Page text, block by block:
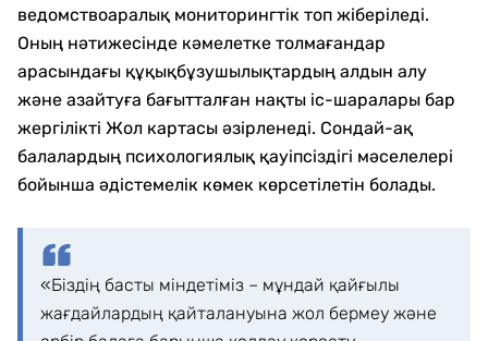
ведомствоаралық мониторингтік топ жіберіледі.
Оның нәтижесінде кәмелетке толмағандар
арасындағы құқықбұзушылықтардың алдын алу
және азайтуға бағытталған нақты іс-шаралары бар
жергілікті Жол картасы әзірленеді. Сондай-ақ
балалардың психологиялық қауіпсіздігі мәселелері
бойынша әдістемелік көмек көрсетілетін болады.
«Біздің басты міндетіміз – мұндай қайғылы
жағдайлардың қайталануына жол бермеу және